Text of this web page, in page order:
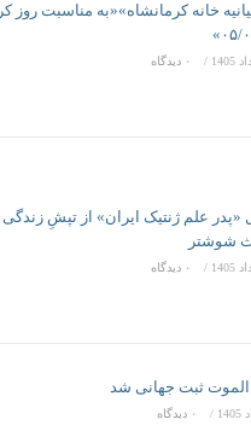
کرمانشاه»«به مناسبت روز کرمانشاه
۰ دیدگاه
ژنتیک ایران» از تپشِ زندگی در قلب
۰ دیدگاه
ثبت جهانی شد
۰ دیدگاه